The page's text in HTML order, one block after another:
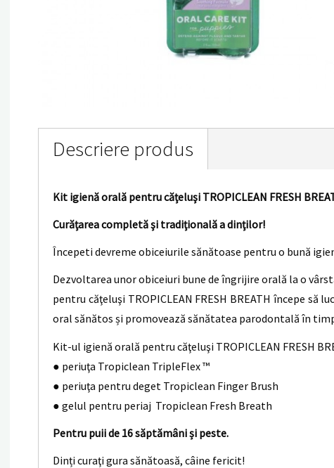
Descriere produs
Kit igienă orală pentru căţeluşi TROPICLEAN FRESH
Curăţarea completă şi tradiţională a dinţilor!
Începeti devreme obiceiurile sănătoase pentru o bună
Dezvoltarea unor obiceiuri bune de îngrijire orală la o
pentru căţeluşi TROPICLEAN FRESH BREATH începe
oral sănătos și promovează sănătatea parodontală în
Kit-ul igienă orală pentru căţeluşi TROPICLEAN FRESH
● periuţa Tropiclean TripleFlex ™
● periuţa pentru deget Tropiclean Finger Brush
● gelul pentru periaj Tropiclean Fresh Breath
Pentru puii de 16 săptămâni și peste.
Dinți curaţi gura sănătoasă, câine fericit!